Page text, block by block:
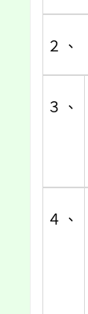
２、
３、
４、